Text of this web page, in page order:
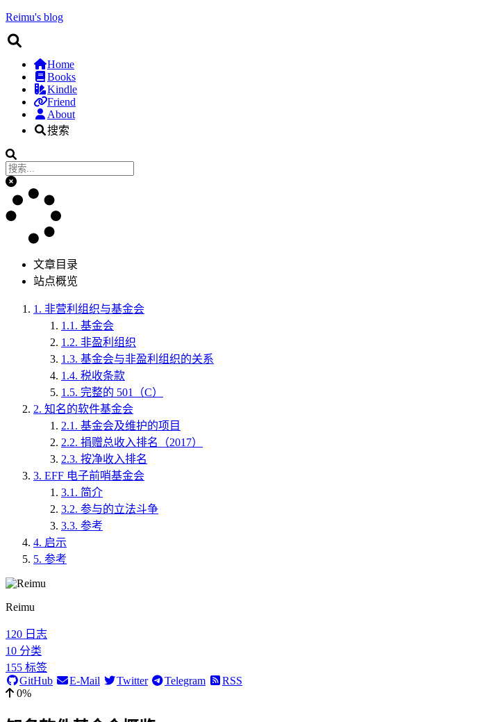
Reimu's blog
Home
Books
Kindle
Friend
About
搜索
文章目录
站点概览
1. 非营利组织与基金会
1.1. 基金会
1.2. 非盈利组织
1.3. 基金会与非盈利组织的关系
1.4. 税收条款
1.5. 完整的 501（C）
2. 知名的软件基金会
2.1. 基金会及维护的项目
2.2. 捐赠总收入排名（2017）
2.3. 按净收入排名
3. EFF 电子前哨基金会
3.1. 简介
3.2. 参与的立法斗争
3.3. 参考
4. 启示
5. 参考
Reimu
120 日志
10 分类
155 标签
GitHub
E-Mail Twitter Telegram
RSS
0%